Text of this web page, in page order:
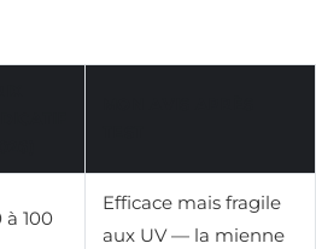
à 100
Efficace mais fragile
aux UV — la mienne